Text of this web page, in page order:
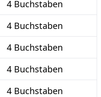
4 Buchstaben
4 Buchstaben
4 Buchstaben
4 Buchstaben
4 Buchstaben